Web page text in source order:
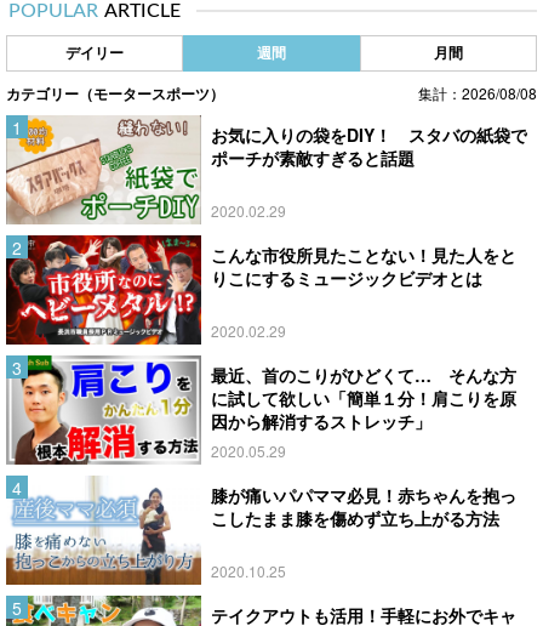
POPULAR ARTICLE
デイリー 週間 月間
カテゴリー（モータースポーツ） 集計：2026/08/08
お気に入りの袋をDIY！ スタバの紙袋で
ポーチが素敵すぎると話題
2020.02.29
こんな市役所見たことない！見た人をと
りこにするミュージックビデオとは
2020.02.29
最近、首のこりがひどくて… そんな方
に試して欲しい「簡単１分！肩こりを原
因から解消するストレッチ」
2020.05.29
膝が痛いパパママ必見！赤ちゃんを抱っ
こしたまま膝を傷めず立ち上がる方法
2020.10.25
テイクアウトも活用！手軽にお外でキャ